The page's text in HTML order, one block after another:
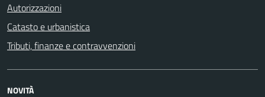
Autorizzazioni
Catasto e urbanistica
Tributi, finanze e contravvenzioni
NOVITÀ